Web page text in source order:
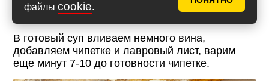
файлы cookie.
В готовый суп вливаем немного вина,
добавляем чипетке и лавровый лист, варим
еще минут 7-10 до готовности чипетке.